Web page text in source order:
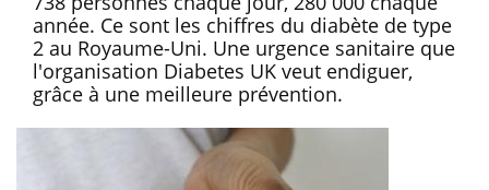
année. Ce sont les chiffres du diabète de type
2 au Royaume-Uni. Une urgence sanitaire que
l'organisation Diabetes UK veut endiguer,
grâce à une meilleure prévention.